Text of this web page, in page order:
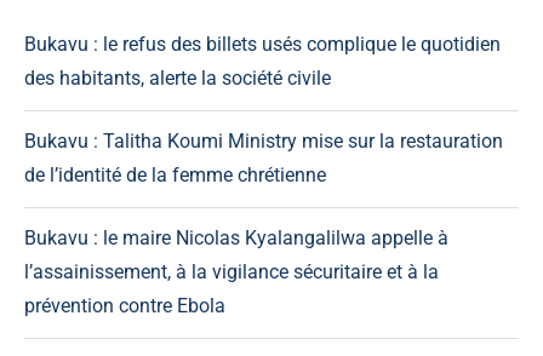
Bukavu : le refus des billets usés complique le quotidien
des habitants, alerte la société civile
Bukavu : Talitha Koumi Ministry mise sur la restauration
de l’identité de la femme chrétienne
Bukavu : le maire Nicolas Kyalangalilwa appelle à
l’assainissement, à la vigilance sécuritaire et à la
prévention contre Ebola